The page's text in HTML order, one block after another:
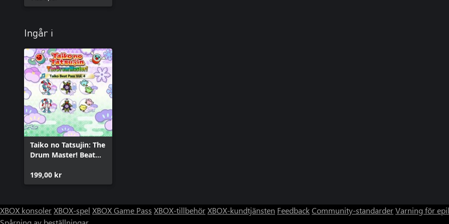
Ingår i
Taiko no Tatsujin: The
Drum Master! Beat
199,00 kr
XBOX konsolerXBOX-spel XBOX Game Pass XBOX-tillbehörXBOX-kundtjänsten FeedbackCommunity-standarderVarning för